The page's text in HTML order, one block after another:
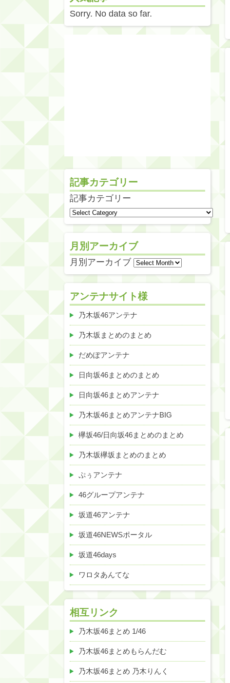
Sorry. No data so far.
記事カテゴリー
記事カテゴリー
月別アーカイブ
月別アーカイブ
アンテナサイト様
乃木坂46アンテナ
乃木坂まとめのまとめ
だめぽアンテナ
日向坂46まとめのまとめ
日向坂46まとめアンテナ
乃木坂46まとめアンテナBIG
欅坂46/日向坂46まとめのまとめ
乃木坂欅坂まとめのまとめ
ぷぅアンテナ
46グループアンテナ
坂道46アンテナ
坂道46NEWSポータル
坂道46days
ワロタあんてな
相互リンク
乃木坂46まとめ 1/46
乃木坂46まとめもらんだむ
乃木坂46まとめ 乃木りんく